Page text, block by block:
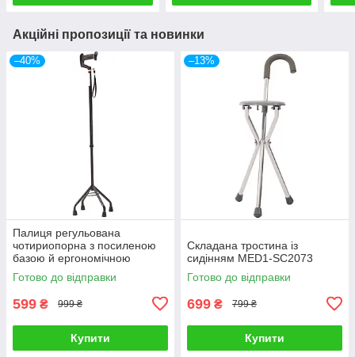
Акційні пропозиції та новинки
–40%
Палиця регульована
чотириопорна з посиленою
базою й ергономічною
ручкою MED1-SC3021
Готово до відправки
599 ₴ 999 ₴
Купити
–13%
Складана тростина із
сидінням MED1-SC2073
Готово до відправки
699 ₴ 799 ₴
Купити